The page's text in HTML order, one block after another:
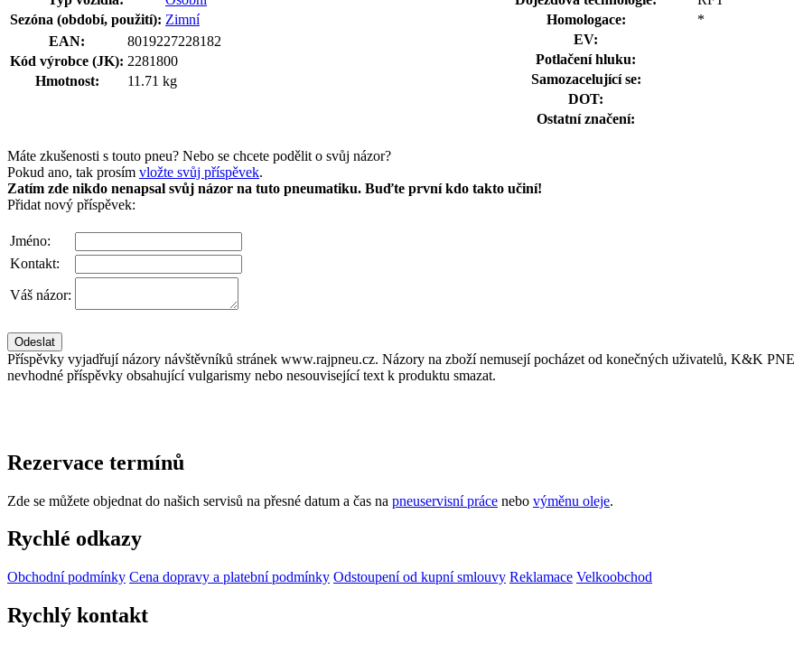
Sezóna (období, použití): Zimní
EAN:
8019227228182
Kód výrobce (JK): 2281800
Hmotnost:
11.71 kg
Homologace:
*
EV:
Potlačení hluku:
Samozacelující se:
DOT:
Ostatní značení:
Máte zkušenosti s touto pneu? Nebo se chcete podělit o svůj názor?
Pokud ano, tak prosím vložte svůj příspěvek.
Zatím zde nikdo nenapsal svůj názor na tuto pneumatiku. Buďte první kdo takto učiní!
Přidat nový příspěvek:
Jméno:
Kontakt:
Váš názor:
Příspěvky vyjadřují názory návštěvníků stránek www.rajpneu.cz. Názory na zboží nemusejí pocházet od konečných uživatelů, K&K
nevhodné příspěvky obsahující vulgarismy nebo nesouvisející text k produktu smazat.
Rezervace termínů
Zde se můžete objednat do našich servisů na přesné datum a čas na pneuservisní práce nebo výměnu oleje.
Rychlé odkazy
Obchodní podmínky Cena dopravy a platební podmínky Odstoupení od kupní smlouvy Reklamace Velkoobchod
Rychlý kontakt